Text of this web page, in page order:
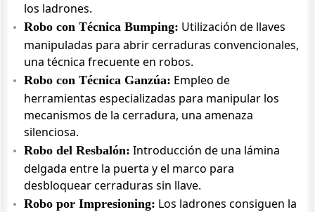
los ladrones.
Robo con Técnica Bumping: Utilización de llaves
manipuladas para abrir cerraduras convencionales,
una técnica frecuente en robos.
Robo con Técnica Ganzúa: Empleo de
herramientas especializadas para manipular los
mecanismos de la cerradura, una amenaza
silenciosa.
Robo del Resbalón: Introducción de una lámina
delgada entre la puerta y el marco para
desbloquear cerraduras sin llave.
Robo por Impresioning: Los ladrones consiguen la